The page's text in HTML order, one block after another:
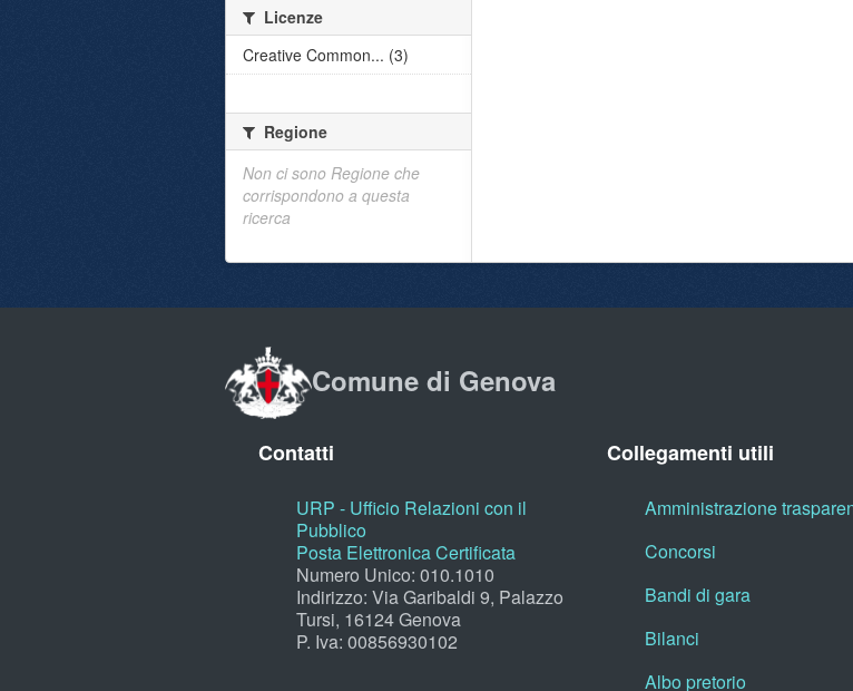
Licenze
Creative Common... (3)
Regione
Non ci sono Regione che
corrispondono a questa
ricerca
Comune di Genova
Contatti
URP - Ufficio Relazioni con il
Pubblico
Posta Elettronica Certificata
Numero Unico: 010.1010
Indirizzo: Via Garibaldi 9, Palazzo
Tursi, 16124 Genova
P. Iva: 00856930102
Collegamenti utili
Amministrazione
Concorsi
Bandi di gara
Bilanci
Albo pretorio